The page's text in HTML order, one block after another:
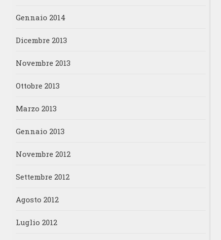
Gennaio 2014
Dicembre 2013
Novembre 2013
Ottobre 2013
Marzo 2013
Gennaio 2013
Novembre 2012
Settembre 2012
Agosto 2012
Luglio 2012